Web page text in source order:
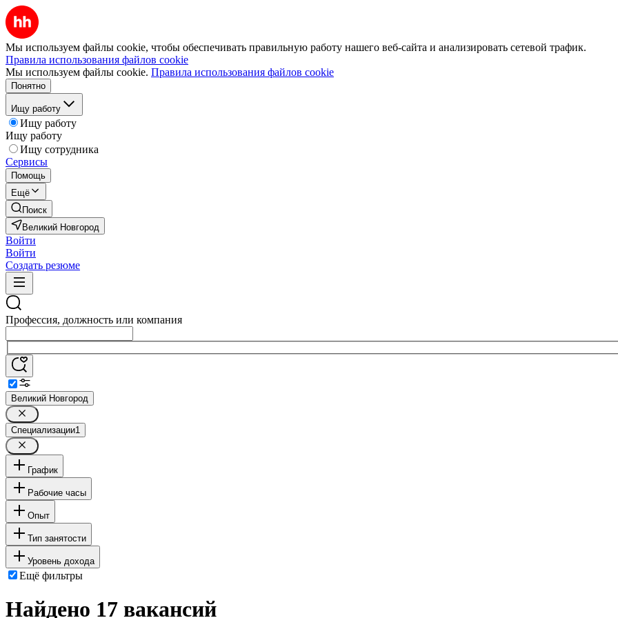
Мы используем файлы cookie, чтобы обеспечивать правильную работу нашего веб-сайта и анализировать сетевой трафик.
Правила использования файлов cookie
Мы используем файлы cookie. Правила использования файлов cookie
Понятно
Ищу работу
Ищу работу
Ищу работу
Ищу сотрудника
Сервисы
Помощь
Ещё
Поиск
Великий Новгород
Войти
Войти
Создать резюме
Профессия, должность или компания
Великий Новгород
Специализации1
График
Рабочие часы
Опыт
Тип занятости
Уровень дохода
Ещё фильтры
Найдено 17 вакансий